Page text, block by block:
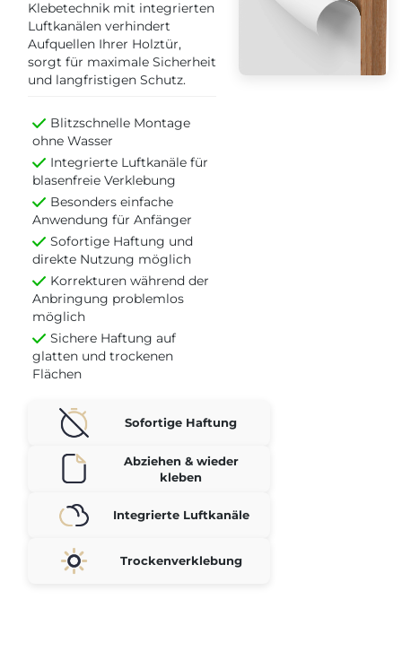
Klebetechnik mit integrierten
Luftkanälen verhindert
Aufquellen Ihrer Holztür,
sorgt für maximale Sicherheit
und langfristigen Schutz.
Blitzschnelle Montage
ohne Wasser
Integrierte Luftkanäle für
blasenfreie Verklebung
Besonders einfache
Anwendung für Anfänger
Sofortige Haftung und
direkte Nutzung möglich
Korrekturen während der
Anbringung problemlos
möglich
Sichere Haftung auf
glatten und trockenen
Flächen
Sofortige Haftung
Abziehen & wieder
kleben
Integrierte Luftkanäle
Trockenverklebung